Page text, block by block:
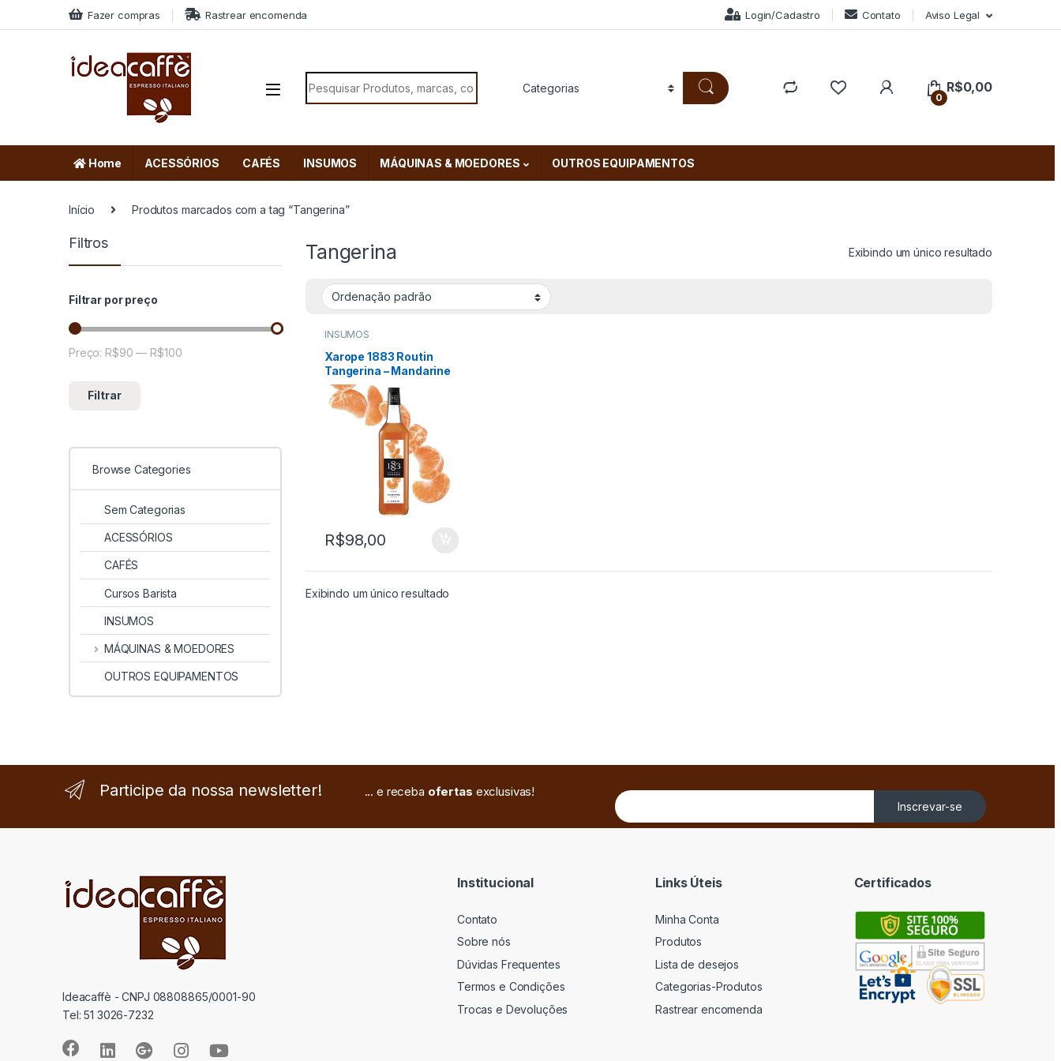
Skip to navigation
Skip to content Fazer compras Rastrear encomenda Login/Cadastro Contato Aviso Legal
Search for:
0
R$0,00
Home ACESSÓRIOS CAFÉS INSUMOS MÁQUINAS & MOEDORES OUTROS EQUIPAMENTOS
Início Produtos marcados com a tag “Tangerina”
Tangerina Exibindo um único resultado
INSUMOS
Xarope 1883 Routin
Tangerina – Mandarine
Tangerine 1000ml
R$98,00
Exibindo um único resultado
Filtros
Filtrar por preço
Preço mínimo
Preço máximo
Filtrar
Preço: R$90 — R$100
Browse Categories
Sem Categorias
ACESSÓRIOS
CAFÉS
Cursos Barista
INSUMOS
MÁQUINAS & MOEDORES
OUTROS EQUIPAMENTOS
Participe da nossa newsletter! ... e receba ofertas exclusivas!
Inscrevar-se
Ideacaffè - CNPJ 08808865/0001-90
Tel: 51 3026-7232
Institucional
Contato
Sobre nós
Dúvidas Frequentes
Termos e Condições
Trocas e Devoluções
Links Úteis
Minha Conta
Produtos
Lista de desejos
Categorias-Produtos
Rastrear encomenda
Certificados